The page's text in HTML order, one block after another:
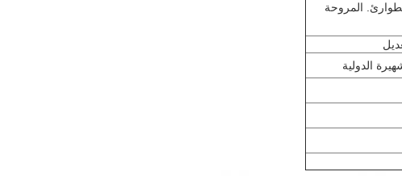
المروحة
الدولية